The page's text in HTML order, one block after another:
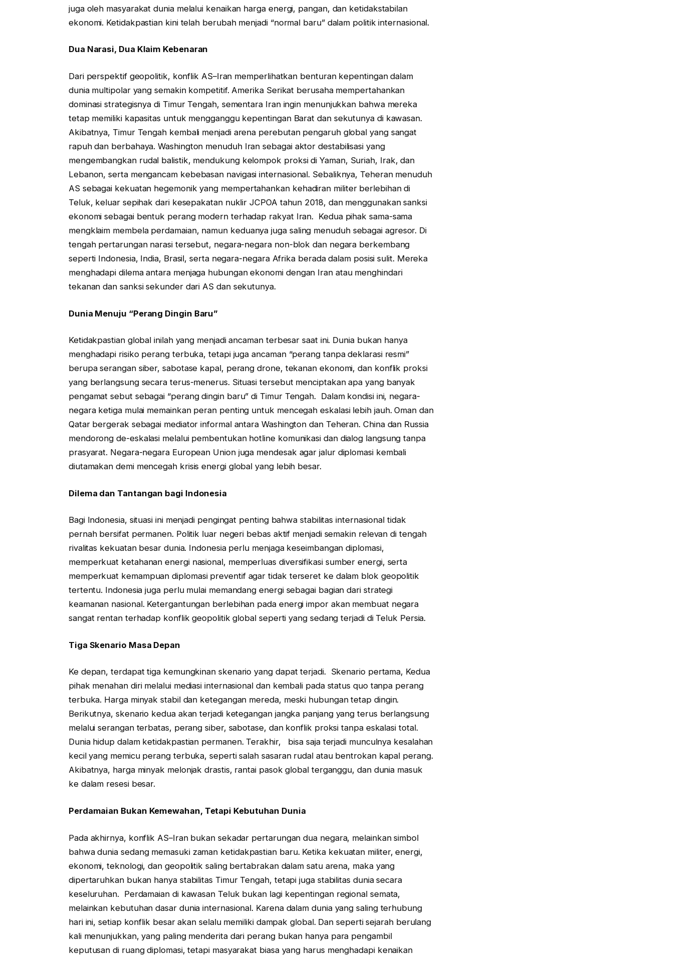
juga oleh masyarakat dunia melalui kenaikan harga energi, pangan, dan ketidakstabilan
ekonomi. Ketidakpastian kini telah berubah menjadi “normal baru” dalam politik internasional.
Dua Narasi, Dua Klaim Kebenaran
Dari perspektif geopolitik, konflik AS–Iran memperlihatkan benturan kepentingan dalam
dunia multipolar yang semakin kompetitif. Amerika Serikat berusaha mempertahankan
dominasi strategisnya di Timur Tengah, sementara Iran ingin menunjukkan bahwa mereka
tetap memiliki kapasitas untuk mengganggu kepentingan Barat dan sekutunya di kawasan.
Akibatnya, Timur Tengah kembali menjadi arena perebutan pengaruh global yang sangat
rapuh dan berbahaya. Washington menuduh Iran sebagai aktor destabilisasi yang
mengembangkan rudal balistik, mendukung kelompok proksi di Yaman, Suriah, Irak, dan
Lebanon, serta mengancam kebebasan navigasi internasional. Sebaliknya, Teheran menuduh
AS sebagai kekuatan hegemonik yang mempertahankan kehadiran militer berlebihan di
Teluk, keluar sepihak dari kesepakatan nuklir JCPOA tahun 2018, dan menggunakan sanksi
ekonomi sebagai bentuk perang modern terhadap rakyat Iran. Kedua pihak sama-sama
mengklaim membela perdamaian, namun keduanya juga saling menuduh sebagai agresor. Di
tengah pertarungan narasi tersebut, negara-negara non-blok dan negara berkembang
seperti Indonesia, India, Brasil, serta negara-negara Afrika berada dalam posisi sulit. Mereka
menghadapi dilema antara menjaga hubungan ekonomi dengan Iran atau menghindari
tekanan dan sanksi sekunder dari AS dan sekutunya.
Dunia Menuju “Perang Dingin Baru”
Ketidakpastian global inilah yang menjadi ancaman terbesar saat ini. Dunia bukan hanya
menghadapi risiko perang terbuka, tetapi juga ancaman “perang tanpa deklarasi resmi”
berupa serangan siber, sabotase kapal, perang drone, tekanan ekonomi, dan konflik proksi
yang berlangsung secara terus-menerus. Situasi tersebut menciptakan apa yang banyak
pengamat sebut sebagai “perang dingin baru” di Timur Tengah. Dalam kondisi ini, negara-
negara ketiga mulai memainkan peran penting untuk mencegah eskalasi lebih jauh. Oman dan
Qatar bergerak sebagai mediator informal antara Washington dan Teheran. China dan Russia
mendorong de-eskalasi melalui pembentukan hotline komunikasi dan dialog langsung tanpa
prasyarat. Negara-negara European Union juga mendesak agar jalur diplomasi kembali
diutamakan demi mencegah krisis energi global yang lebih besar.
Dilema dan Tantangan bagi Indonesia
Bagi Indonesia, situasi ini menjadi pengingat penting bahwa stabilitas internasional tidak
pernah bersifat permanen. Politik luar negeri bebas aktif menjadi semakin relevan di tengah
rivalitas kekuatan besar dunia. Indonesia perlu menjaga keseimbangan diplomasi,
memperkuat ketahanan energi nasional, memperluas diversifikasi sumber energi, serta
memperkuat kemampuan diplomasi preventif agar tidak terseret ke dalam blok geopolitik
tertentu. Indonesia juga perlu mulai memandang energi sebagai bagian dari strategi
keamanan nasional. Ketergantungan berlebihan pada energi impor akan membuat negara
sangat rentan terhadap konflik geopolitik global seperti yang sedang terjadi di Teluk Persia.
Tiga Skenario Masa Depan
Ke depan, terdapat tiga kemungkinan skenario yang dapat terjadi. Skenario pertama, Kedua
pihak menahan diri melalui mediasi internasional dan kembali pada status quo tanpa perang
terbuka. Harga minyak stabil dan ketegangan mereda, meski hubungan tetap dingin.
Berikutnya, skenario kedua akan terjadi ketegangan jangka panjang yang terus berlangsung
melalui serangan terbatas, perang siber, sabotase, dan konflik proksi tanpa eskalasi total.
Dunia hidup dalam ketidakpastian permanen. Terakhir, bisa saja terjadi munculnya kesalahan
kecil yang memicu perang terbuka, seperti salah sasaran rudal atau bentrokan kapal perang.
Akibatnya, harga minyak melonjak drastis, rantai pasok global terganggu, dan dunia masuk
ke dalam resesi besar.
Perdamaian Bukan Kemewahan, Tetapi Kebutuhan Dunia
Pada akhirnya, konflik AS–Iran bukan sekadar pertarungan dua negara, melainkan simbol
bahwa dunia sedang memasuki zaman ketidakpastian baru. Ketika kekuatan militer, energi,
ekonomi, teknologi, dan geopolitik saling bertabrakan dalam satu arena, maka yang
dipertaruhkan bukan hanya stabilitas Timur Tengah, tetapi juga stabilitas dunia secara
keseluruhan. Perdamaian di kawasan Teluk bukan lagi kepentingan regional semata,
melainkan kebutuhan dasar dunia internasional. Karena dalam dunia yang saling terhubung
hari ini, setiap konflik besar akan selalu memiliki dampak global. Dan seperti sejarah berulang
kali menunjukkan, yang paling menderita dari perang bukan hanya para pengambil
keputusan di ruang diplomasi, tetapi masyarakat biasa yang harus menghadapi kenaikan